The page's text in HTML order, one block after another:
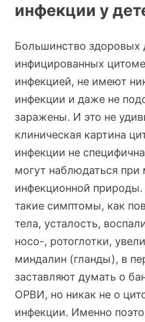
инфекции у
Большинство здоровых
инфицированных
инфекцией, не имеют
инфекции и даже не
заражены. И это не
клиническая картина
инфекции не
могут наблюдаться при
инфекционной природы.
такие симптомы, как
тела, усталость,
носо-, ротоглотки,
миндалин (гланды), в
заставляют думать о
ОРВИ, но никак не о
инфекции. Именно